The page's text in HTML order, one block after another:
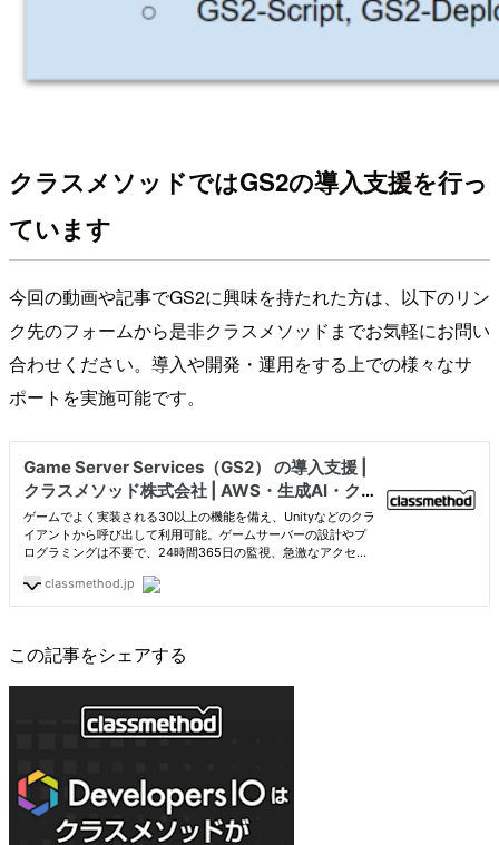
クラスメソッドではGS2の導入支援を行っ
ています
今回の動画や記事でGS2に興味を持たれた方は、以下のリン
ク先のフォームから是非クラスメソッドまでお気軽にお問い
合わせください。導入や開発・運用をする上での様々なサ
ポートを実施可能です。
この記事をシェアする